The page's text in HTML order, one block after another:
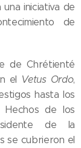
iniciativa de
de
de Chrétienté
el Vetus Ordo,
hasta los
de los
de la
se cubrieron el